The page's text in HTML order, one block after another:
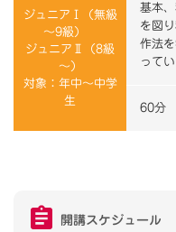
ジュニアⅠ（無級
～9級）
ジュニアⅡ（8級
～）
対象：年中～中学
生
基本
を図
作法
ってい
60分
開講スケジュール